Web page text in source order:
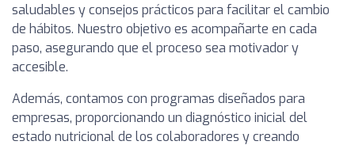
saludables y consejos prácticos para facilitar el cambio
de hábitos. Nuestro objetivo es acompañarte en cada
paso, asegurando que el proceso sea motivador y
accesible.
Además, contamos con programas diseñados para
empresas, proporcionando un diagnóstico inicial del
estado nutricional de los colaboradores y creando